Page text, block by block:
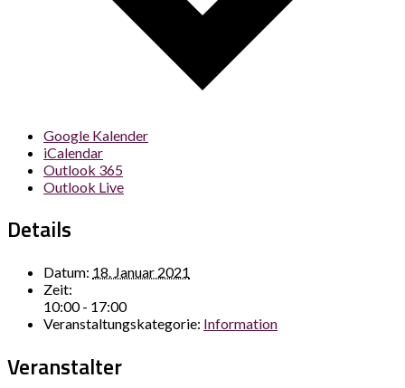
Google Kalender
iCalendar
Outlook 365
Outlook Live
Details
Datum: 18. Januar 2021
Zeit:
10:00 - 17:00
Veranstaltungskategorie: Information
Veranstalter